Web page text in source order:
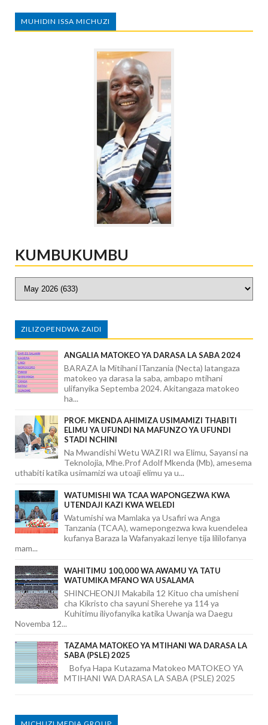
MUHIDIN ISSA MICHUZI
KUMBUKUMBU
ZILIZOPENDWA ZAIDI
ANGALIA MATOKEO YA DARASA LA SABA 2024
BARAZA la Mitihani lTanzania (Necta) latangaza
matokeo ya darasa la saba, ambapo mtihani
ulifanyika Septemba 2024. Akitangaza matokeo
ha...
PROF. MKENDA AHIMIZA USIMAMIZI THABITI
ELIMU YA UFUNDI NA MAFUNZO YA UFUNDI
STADI NCHINI
Na Mwandishi Wetu WAZIRI wa Elimu, Sayansi na
Teknolojia, Mhe.Prof Adolf Mkenda (Mb), amesema
uthabiti katika usimamizi wa utoaji elimu ya u...
WATUMISHI WA TCAA WAPONGEZWA KWA
UTENDAJI KAZI KWA WELEDI
Watumishi wa Mamlaka ya Usafiri wa Anga
Tanzania (TCAA), wamepongezwa kwa kuendelea
kufanya Baraza la Wafanyakazi lenye tija lililofanya
mam...
WAHITIMU 100,000 WA AWAMU YA TATU
WATUMIKA MFANO WA USALAMA
SHINCHEONJI Makabila 12 Kituo cha umisheni
cha Kikristo cha sayuni Sherehe ya 114 ya
Kuhitimu iliyofanyika katika Uwanja wa Daegu
Novemba 12...
TAZAMA MATOKEO YA MTIHANI WA DARASA LA
SABA (PSLE) 2025
Bofya Hapa Kutazama Matokeo MATOKEO YA
MTIHANI WA DARASA LA SABA (PSLE) 2025